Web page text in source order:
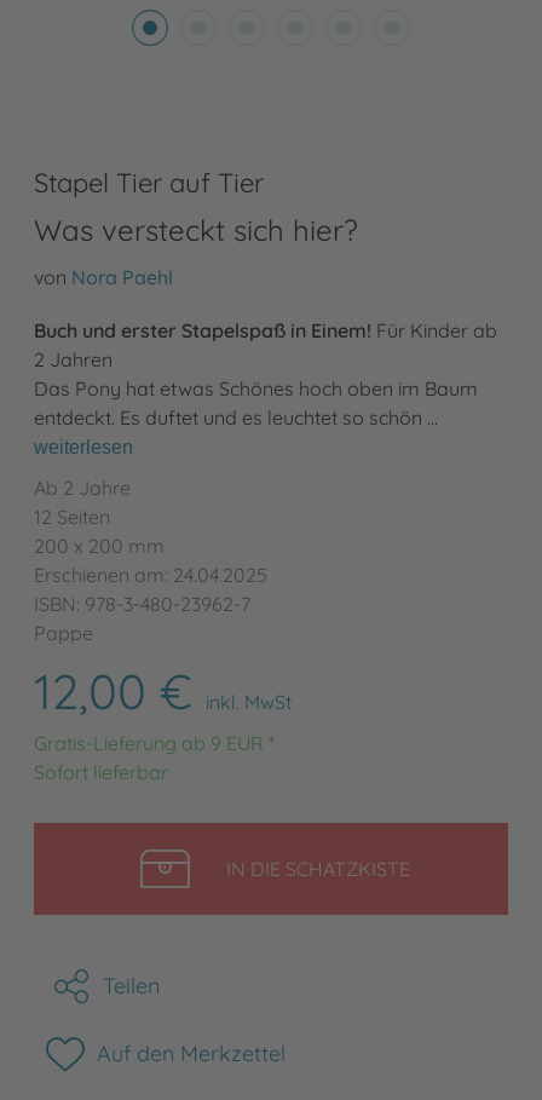
Stapel Tier auf Tier
Was versteckt sich hier?
von Nora Paehl
Buch und erster Stapelspaß in Einem! Für Kinder ab
2 Jahren
Das Pony hat etwas Schönes hoch oben im Baum
entdeckt. Es duftet und es leuchtet so schön …
weiterlesen
Ab 2 Jahre
12 Seiten
200 x 200 mm
Erschienen am: 24.04.2025
ISBN: 978-3-480-23962-7
Pappe
12,00 €
inkl. MwSt
Gratis-Lieferung ab 9 EUR *
Sofort lieferbar
IN DIE SCHATZKISTELEGEN
Teilen
Auf den Merkzettel